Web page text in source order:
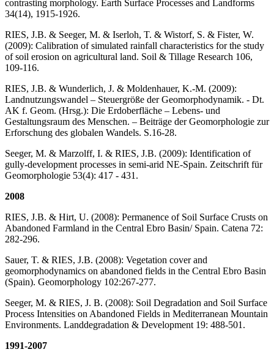
contrasting morphology. Earth Surface Processes and Landforms
34(14), 1915-1926.
RIES, J.B. & Seeger, M. & Iserloh, T. & Wistorf, S. & Fister, W.
(2009): Calibration of simulated rainfall characteristics for the study
of soil erosion on agricultural land. Soil & Tillage Research 106,
109-116.
RIES, J.B. & Wunderlich, J. & Moldenhauer, K.-M. (2009):
Landnutzungswandel – Steuergröße der Geomorphodynamik. - Dt.
AK f. Geom. (Hrsg.): Die Erdoberfläche – Lebens- und
Gestaltungsraum des Menschen. – Beiträge der Geomorphologie zur
Erforschung des globalen Wandels. S.16-28.
Seeger, M. & Marzolff, I. & RIES, J.B. (2009): Identification of
gully-development processes in semi-arid NE-Spain. Zeitschrift für
Geomorphologie 53(4): 417 - 431.
2008
RIES, J.B. & Hirt, U. (2008): Permanence of Soil Surface Crusts on
Abandoned Farmland in the Central Ebro Basin/ Spain. Catena 72:
282-296.
Sauer, T. & RIES, J.B. (2008): Vegetation cover and
geomorphodynamics on abandoned fields in the Central Ebro Basin
(Spain). Geomorphology 102:267-277.
Seeger, M. & RIES, J. B. (2008): Soil Degradation and Soil Surface
Process Intensities on Abandoned Fields in Mediterranean Mountain
Environments. Landdegradation & Development 19: 488-501.
1991-2007